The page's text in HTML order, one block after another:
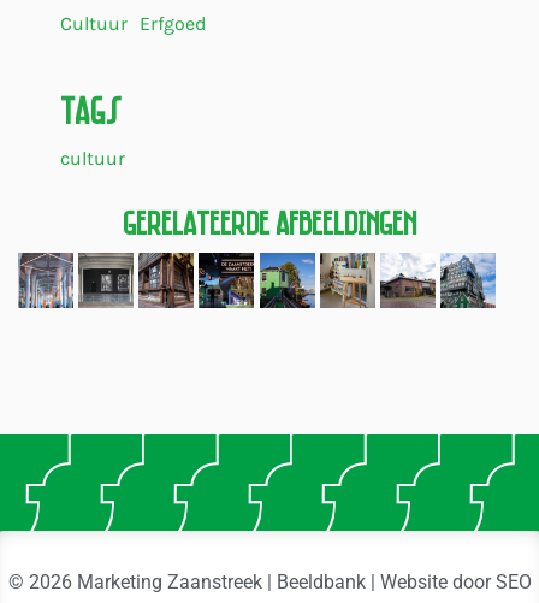
Cultuur Erfgoed
Tags
cultuur
Gerelateerde Afbeeldingen
© 2026 Marketing Zaanstreek | Beeldbank | Website doorSEO